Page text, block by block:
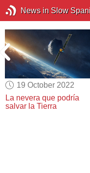
News in Slow
19 October 2022
La nevera que podría
salvar la Tierra